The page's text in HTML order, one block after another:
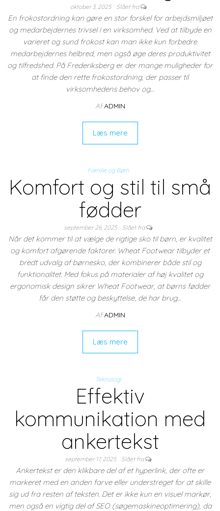
oktober 3, 2025 Slået fra
En frokostordning kan gøre en stor forskel for arbejdsmiljøet
og medarbejdernes trivsel i en virksomhed. Ved at tilbyde en
varieret og sund frokost kan man ikke kun forbedre
medarbejdernes helbred, men også øge deres produktivitet
og tilfredshed. På Frederiksberg er der mange muligheder for
at finde den rette frokostordning, der passer til
virksomhedens behov og…
Af ADMIN
Læs mere
Familie og Børn
Komfort og stil til små
fødder
september 26, 2025 Slået fra
Når det kommer til at vælge de rigtige sko til børn, er kvalitet
og komfort afgørende faktorer. Wheat Footwear tilbyder et
bredt udvalg af børnesko, der kombinerer både stil og
funktionalitet. Med fokus på materialer af høj kvalitet og
ergonomisk design sikrer Wheat Footwear, at børns fødder
får den støtte og beskyttelse, de har brug…
Af ADMIN
Læs mere
Teknologi
Effektiv
kommunikation med
ankertekst
september 17, 2025 Slået fra
Ankertekst er den klikbare del af et hyperlink, der ofte er
markeret med en anden farve eller understreget for at skille
sig ud fra resten af teksten. Det er ikke kun en visuel markør,
men også en vigtig del af SEO (søgemaskineoptimering), da